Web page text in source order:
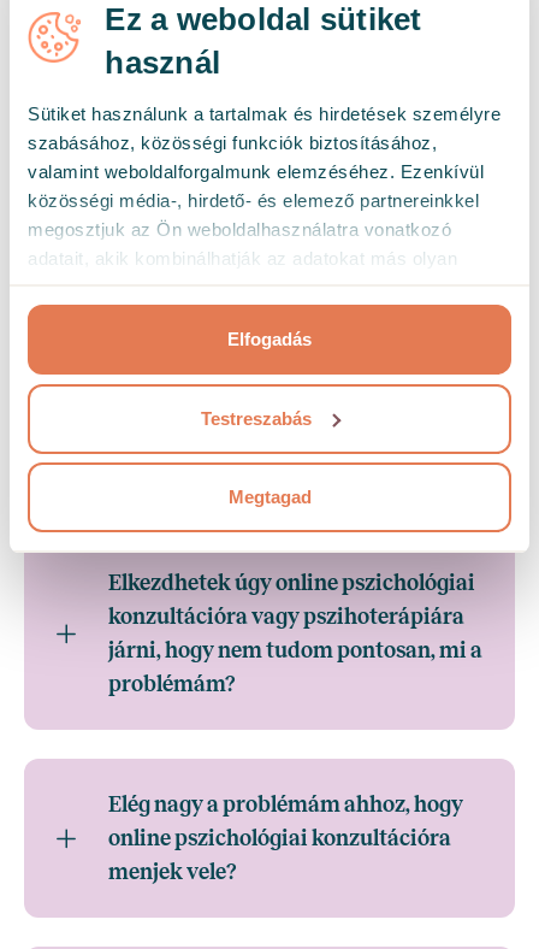
Ez a weboldal sütiket
használ
Sütiket használunk a tartalmak és hirdetések személyre
szabásához, közösségi funkciók biztosításához,
valamint weboldalforgalmunk elemzéséhez. Ezenkívül
közösségi média-, hirdető- és elemező partnereinkkel
megosztjuk az Ön weboldalhasználatra vonatkozó
adatait, akik kombinálhatják az adatokat más olyan
Ön által használt más szolgáltatásokból gyűjtöttek.
Elfogadás
Testreszabás
Megtagad
Mi van, ha a partnerem nem hajlandó
Hogyan kapcsolódjunk a
foglalkozáshoz? Több eszközről is
vagy a pszichoterápia, és hogyan
segíthet nekem?
Elkezdhetek úgy online pszichológiai
konzultációra vagy pszihoterápiára
járni, hogy nem tudom pontosan, mi a
problémám?
Elég nagy a problémám ahhoz, hogy
online pszichológiai konzultációra
menjek vele?